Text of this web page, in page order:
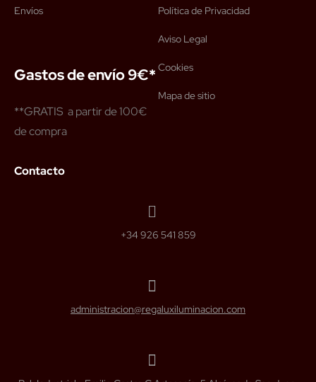
Envíos
Gastos de envío 9€*
**GRATIS a partir de 100€
de compra
Política de Privacidad
Aviso Legal
Cookies
Mapa de sitio
Contacto
+34 926 541 859
administracion@regaluxiluminacion.com